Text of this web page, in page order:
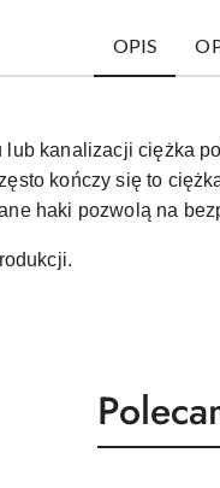
OPIS
lub kanalizacji ciężka
kończy się to
haki pozwolą na
o